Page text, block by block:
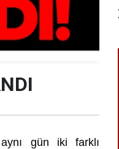
aynı gün iki farklı